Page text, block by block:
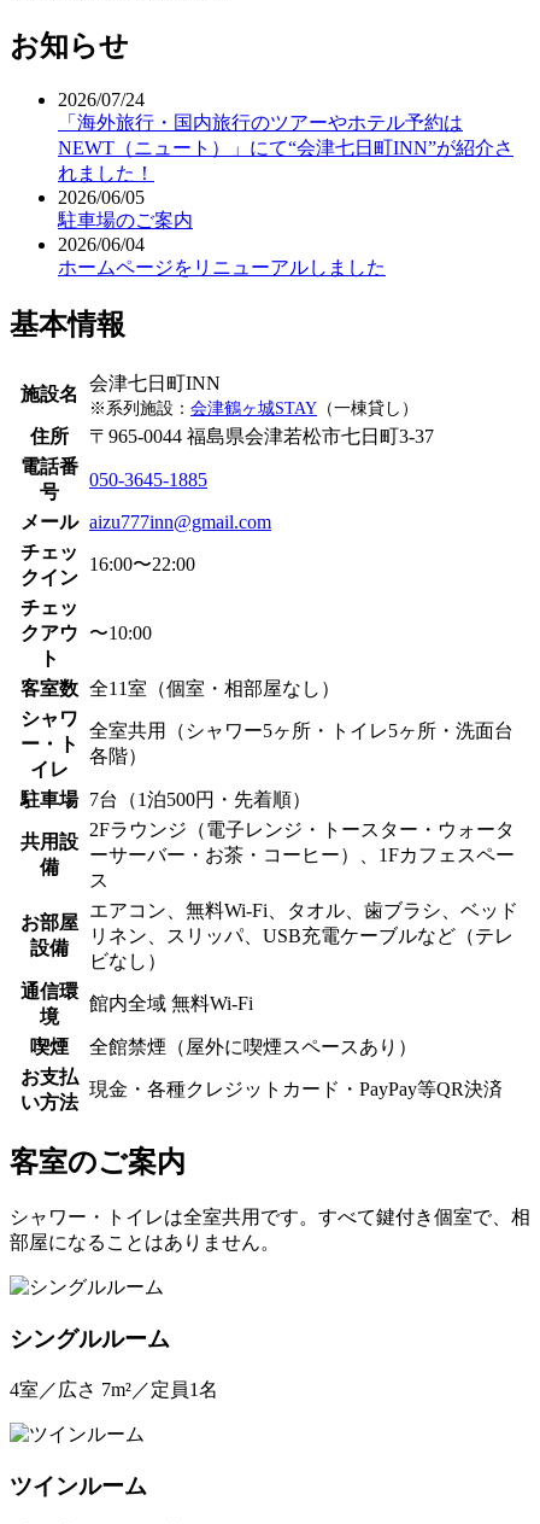
お知らせ
2026/07/24
「海外旅行・国内旅行のツアーやホテル予約は
NEWT（ニュート）」にて“会津七日町INN”が紹介さ
れました！
2026/06/05
駐車場のご案内
2026/06/04
ホームページをリニューアルしました
基本情報
施設名
会津七日町INN
※系列施設： 会津鶴ヶ城STAY （一棟貸し）
住所
〒965-0044 福島県会津若松市七日町3-37
電話番
号
050-3645-1885
メール aizu777inn@gmail.com
チェッ
クイン
16:00〜22:00
チェッ
クアウ
ト
〜10:00
客室数 全11室（個室・相部屋なし）
シャワ
ー・ト
イレ
全室共用（シャワー5ヶ所・トイレ5ヶ所・洗面台
各階）
駐車場 7台（1泊500円・先着順）
共用設
備
2Fラウンジ（電子レンジ・トースター・ウォータ
ーサーバー・お茶・コーヒー）、1Fカフェスペー
ス
お部屋
設備
エアコン、無料Wi-Fi、タオル、歯ブラシ、ベッド
リネン、スリッパ、USB充電ケーブルなど（テレ
ビなし）
通信環
境
館内全域 無料Wi-Fi
喫煙
全館禁煙（屋外に喫煙スペースあり）
お支払
い方法
現金・各種クレジットカード・PayPay等QR決済
客室のご案内
シャワー・トイレは全室共用です。すべて鍵付き個室で、相
部屋になることはありません。
シングルルーム
4室／広さ 7m²／定員1名
ツインルーム